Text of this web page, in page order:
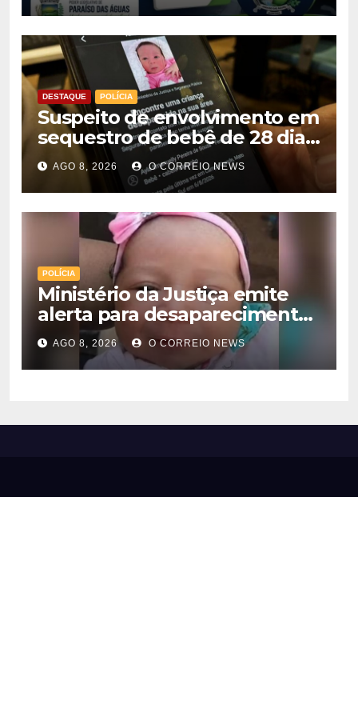
DESTAQUE POLÍCIA
Suspeito de envolvimento em
sequestro de bebê de 28 dias
é preso na Capital
AGO 8, 2026 O CORREIO NEWS
POLÍCIA
Ministério da Justiça emite
alerta para desaparecimento
de bebê de 28 dias em MS;
polícia apura suposto
sequestro
AGO 8, 2026 O CORREIO NEWS